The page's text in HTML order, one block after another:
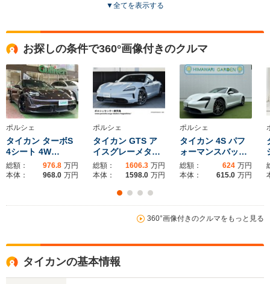
サイズ
(全長x全幅x全高)
燃費
1.41m
全幅
1.97m
全長
ホイールベース
-m
4ドア
1.42m
全幅
1.97m
全長
4.99m
ホイールベース
-m
ホイー
▼全てを表示する
お探しの条件で360°画像付きのクルマ
ポルシェ
タイカン ターボS
4シート 4W…
総額： 976.8 万円
本体：
968.0 万円
ポルシェ
タイカン GTS ア
イスグレーメタ…
総額： 1606.3 万円
本体：
1598.0 万円
ポルシェ
タイカン 4S パフ
ォーマンスバッ…
総額： 624 万円
本体：
615.0 万円
360°画像付きのクルマをもっと見る
タイカンの基本情報